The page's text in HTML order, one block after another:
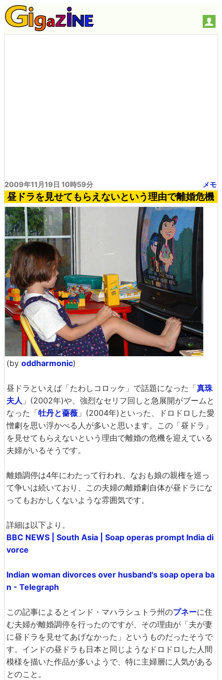
2009年11月19日 10時59分 メモ
昼ドラを見せてもらえないという理由で離婚危機
(by oddharmonic)
昼ドラといえば「たわしコロッケ」で話題になった「真珠
夫人 」(2002年)や、強烈なセリフ回しと急展開がブームと
なった「牡丹と薔薇 」(2004年)といった、ドロドロした愛
憎劇を思い浮かべる人が多いと思います。この「昼ドラ」
を見せてもらえないという理由で離婚の危機を迎えている
夫婦がいるそうです。
離婚調停は4年にわたって行われ、なおも娘の親権を巡っ
て争いは続いており、この夫婦の離婚劇自体が昼ドラにな
ってもおかしくないような雰囲気です。
詳細は以下より。
BBC NEWS | South Asia | Soap operas prompt India di
vorce
Indian woman divorces over husband's soap opera ba
n - Telegraph
この記事によるとインド・マハラシュトラ州のプネーに住
む夫婦が離婚調停を行ったのですが、その理由が「夫が妻
に昼ドラを見せてあげなかった」というものだったそうで
す。インドの昼ドラも日本と同じようなドロドロした人間
模様を描いた作品が多いようで、特に主婦層に人気がある
とのこと。